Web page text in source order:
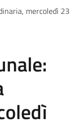
mercoledì 23